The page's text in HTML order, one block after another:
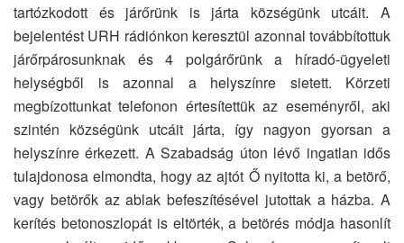
tartózkodott és járőrünk is járta községünk utcáit. A
bejelentést URH rádiónkon keresztül azonnal továbbítottuk
járőrpárosunknak és 4 polgárőrünk a híradó-ügyeleti
helységből is azonnal a helyszínre sietett. Körzeti
megbízottunkat telefonon értesítettük az eseményről, aki
szintén községünk utcáit járta, így nagyon gyorsan a
helyszínre érkezett. A Szabadság úton lévő ingatlan idős
tulajdonosa elmondta, hogy az ajtót Ő nyitotta ki, a betörő,
vagy betörők az ablak befeszítésével jutottak a házba. A
kerítés betonoszlopát is eltörték, a betörés módja hasonlít